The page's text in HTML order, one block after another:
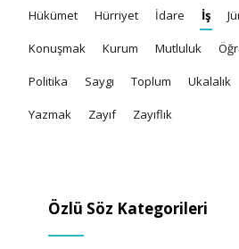
Hükümet Hürriyet İdare İş
Konuşmak Kurum Mutluluk
Politika Saygı Toplum Ukalalık
Yazmak Zayıf Zayıflık
Özlü Söz Kategorileri